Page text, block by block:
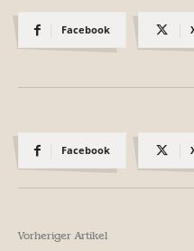
Facebook
Facebook
Vorheriger Artikel